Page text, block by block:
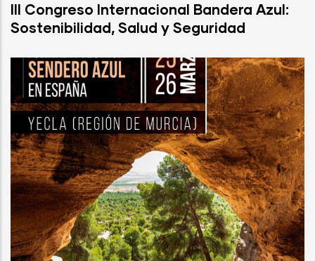
III Congreso Internacional Bandera Azul:
Sostenibilidad, Salud y Seguridad